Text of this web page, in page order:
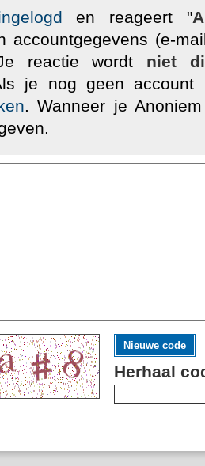
en reageert "
accountgegevens (e-
reactie wordt niet
je nog geen
. Wanneer je
Nieuwe code
Herhaal